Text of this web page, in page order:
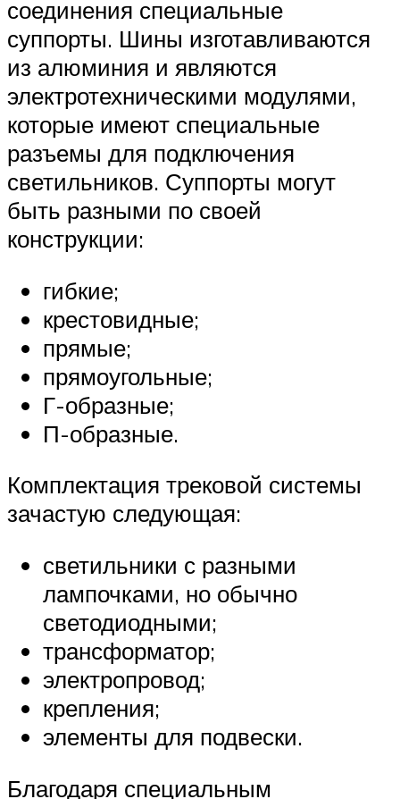
соединения специальные
суппорты. Шины изготавливаются
из алюминия и являются
электротехническими модулями,
которые имеют специальные
разъемы для подключения
светильников. Суппорты могут
быть разными по своей
конструкции:
гибкие;
крестовидные;
прямые;
прямоугольные;
Г-образные;
П-образные.
Комплектация трековой системы
зачастую следующая:
светильники с разными
лампочками, но обычно
светодиодными;
трансформатор;
электропровод;
крепления;
элементы для подвески.
Благодаря специальным